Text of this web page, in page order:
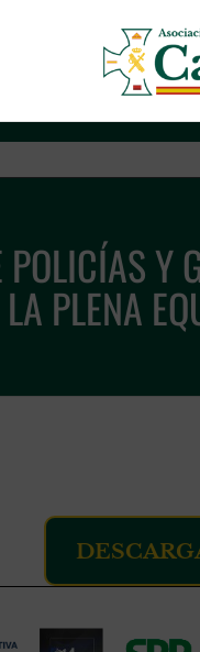
POLICÍAS
PLENA